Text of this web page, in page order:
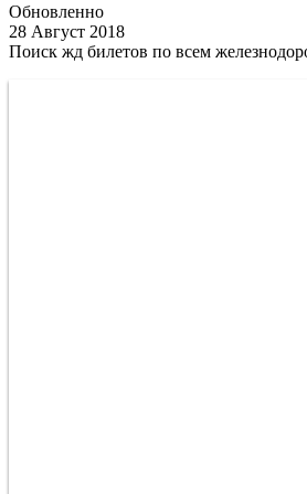
Обновленно
28 Август 2018
Поиск жд билетов по всем